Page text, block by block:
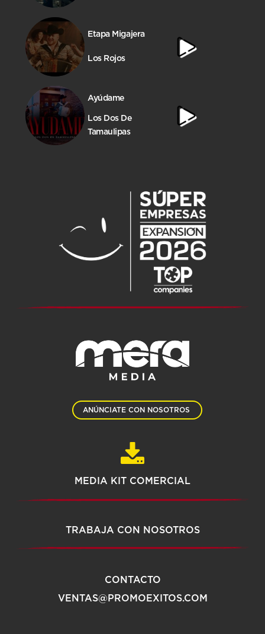
Etapa Migajera
Los Rojos
Ayúdame
Los Dos De
Tamaulipas
ANÚNCIATE CON NOSOTROS
MEDIA KIT COMERCIAL
TRABAJA CON NOSOTROS
CONTACTO
VENTAS@PROMOEXITOS.COM